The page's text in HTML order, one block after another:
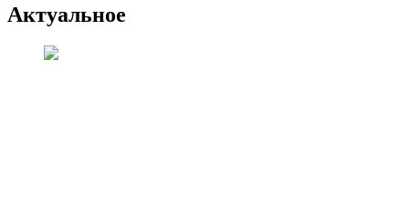
Актуальное